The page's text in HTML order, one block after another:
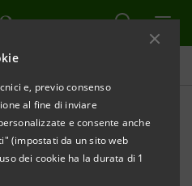
e, previo consenso
al fine di inviare
e consente anche
(impostati da un sito web
dei cookie ha la durata di 1
2021:
Umano